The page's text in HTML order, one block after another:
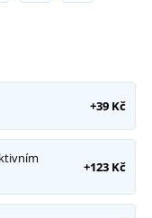
+39 Kč
+123 Kč